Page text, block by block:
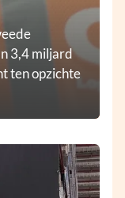
3,4 miljard
ten opzichte